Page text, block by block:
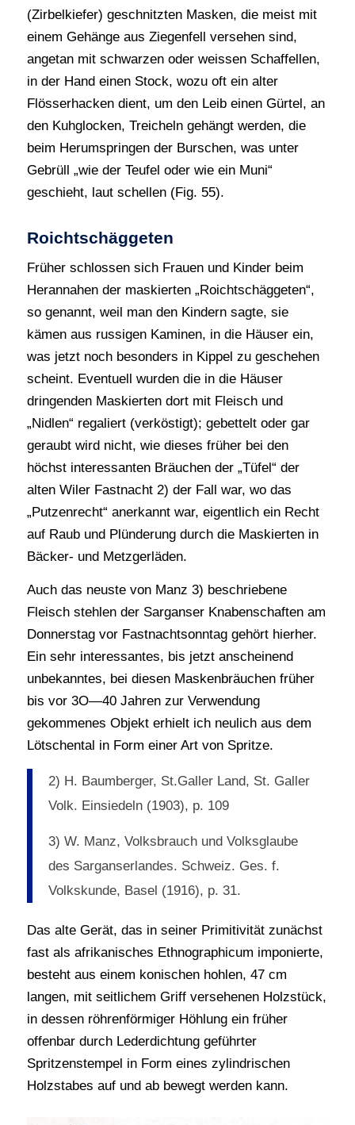
(Zirbelkiefer) geschnitzten Masken, die meist mit
einem Gehänge aus Ziegenfell versehen sind,
angetan mit schwarzen oder weissen Schaffellen,
in der Hand einen Stock, wozu oft ein alter
Flösserhacken dient, um den Leib einen Gürtel, an
den Kuhglocken, Treicheln gehängt werden, die
beim Herumspringen der Burschen, was unter
Gebrüll „wie der Teufel oder wie ein Muni“
geschieht, laut schellen (Fig. 55).
Roichtschäggeten
Früher schlossen sich Frauen und Kinder beim
Herannahen der maskierten „Roichtschäggeten“,
so genannt, weil man den Kindern sagte, sie
kämen aus russigen Kaminen, in die Häuser ein,
was jetzt noch besonders in Kippel zu geschehen
scheint. Eventuell wurden die in die Häuser
dringenden Maskierten dort mit Fleisch und
„Nidlen“ regaliert (verköstigt); gebettelt oder gar
geraubt wird nicht, wie dieses früher bei den
höchst interessanten Bräuchen der „Tüfel“ der
alten Wiler Fastnacht 2) der Fall war, wo das
„Putzenrecht“ anerkannt war, eigentlich ein Recht
auf Raub und Plünderung durch die Maskierten in
Bäcker- und Metzgerläden.
Auch das neuste von Manz 3) beschriebene
Fleisch stehlen der Sarganser Knabenschaften am
Donnerstag vor Fastnachtsonntag gehört hierher.
Ein sehr interessantes, bis jetzt anscheinend
unbekanntes, bei diesen Maskenbräuchen früher
bis vor 3O—40 Jahren zur Verwendung
gekommenes Objekt erhielt ich neulich aus dem
Lötschental in Form einer Art von Spritze.
2) H. Baumberger, St.Galler Land, St. Galler
Volk. Einsiedeln (1903), p. 109
3) W. Manz, Volksbrauch und Volksglaube
des Sarganserlandes. Schweiz. Ges. f.
Volkskunde, Basel (1916), p. 31.
Das alte Gerät, das in seiner Primitivität zunächst
fast als afrikanisches Ethnographicum imponierte,
besteht aus einem konischen hohlen, 47 cm
langen, mit seitlichem Griff versehenen Holzstück,
in dessen röhrenförmiger Höhlung ein früher
offenbar durch Lederdichtung geführter
Spritzenstempel in Form eines zylindrischen
Holzstabes auf und ab bewegt werden kann.